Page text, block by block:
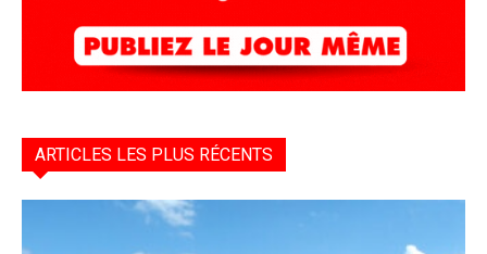
ARTICLES LES PLUS RÉCENTS